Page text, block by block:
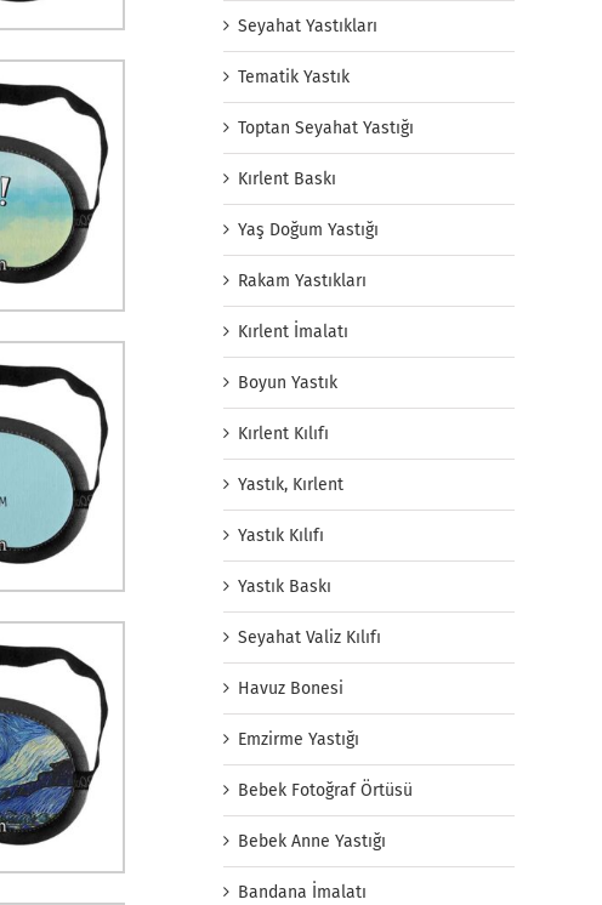
Seyahat Yastıkları
Tematik Yastık
Toptan Seyahat Yastığı
Kırlent Baskı
Yaş Doğum Yastığı
Rakam Yastıkları
Kırlent İmalatı
Boyun Yastık
Kırlent Kılıfı
Yastık, Kırlent
Yastık Kılıfı
Yastık Baskı
Seyahat Valiz Kılıfı
Havuz Bonesi
Emzirme Yastığı
Bebek Fotoğraf Örtüsü
Bebek Anne Yastığı
Bandana İmalatı